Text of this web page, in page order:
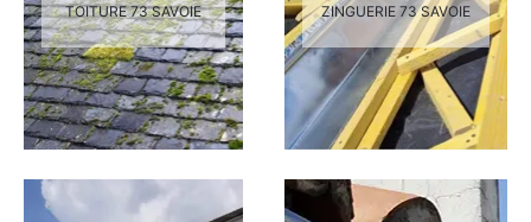
TOITURE 73 SAVOIE
ZINGUERIE 73 SAVOIE